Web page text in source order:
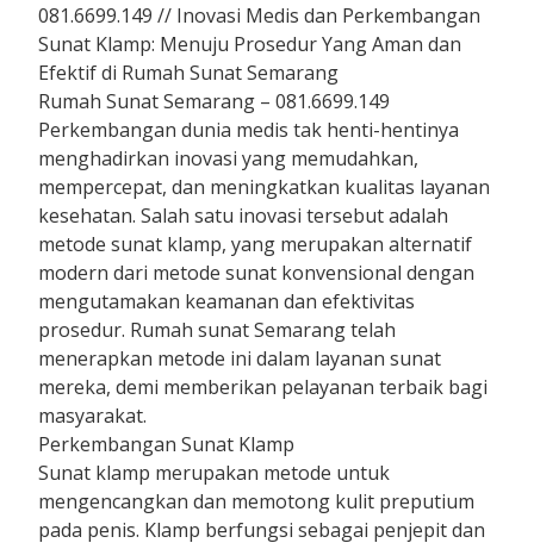
081.6699.149 // Inovasi Medis dan Perkembangan
Sunat Klamp: Menuju Prosedur Yang Aman dan
Efektif di Rumah Sunat Semarang
Rumah Sunat Semarang – 081.6699.149
Perkembangan dunia medis tak henti-hentinya
menghadirkan inovasi yang memudahkan,
mempercepat, dan meningkatkan kualitas layanan
kesehatan. Salah satu inovasi tersebut adalah
metode sunat klamp, yang merupakan alternatif
modern dari metode sunat konvensional dengan
mengutamakan keamanan dan efektivitas
prosedur. Rumah sunat Semarang telah
menerapkan metode ini dalam layanan sunat
mereka, demi memberikan pelayanan terbaik bagi
masyarakat.
Perkembangan Sunat Klamp
Sunat klamp merupakan metode untuk
mengencangkan dan memotong kulit preputium
pada penis. Klamp berfungsi sebagai penjepit dan